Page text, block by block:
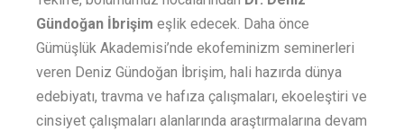
Gündoğan İbrişim eşlik edecek. Daha önce
Gümüşlük Akademisi’nde ekofeminizm seminerleri
veren Deniz Gündoğan İbrişim, hali hazırda dünya
edebiyatı, travma ve hafıza çalışmaları, ekoeleştiri ve
cinsiyet çalışmaları alanlarında araştırmalarına devam